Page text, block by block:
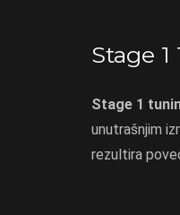
Stage
Stage 1
unutrašnjim
rezultira